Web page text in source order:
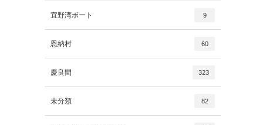
宜野湾ボート 9
恩納村 60
慶良間 323
未分類 82